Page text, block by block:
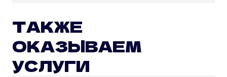
ТАКЖЕ
ОКАЗЫВАЕМ
УСЛУГИ